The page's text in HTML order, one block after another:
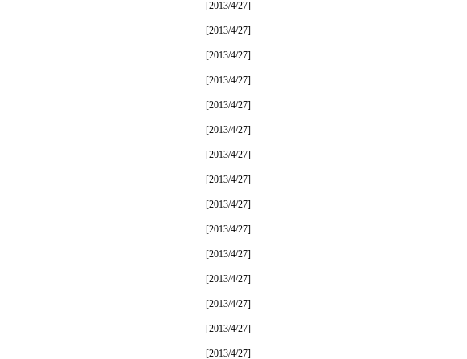
[2013/4/27]
[2013/4/27]
[2013/4/27]
[2013/4/27]
[2013/4/27]
[2013/4/27]
[2013/4/27]
[2013/4/27]
[2013/4/27]
[2013/4/27]
[2013/4/27]
[2013/4/27]
[2013/4/27]
[2013/4/27]
[2013/4/27]